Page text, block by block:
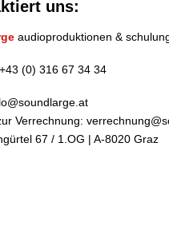
uns:
audioproduktionen &
+43 (0) 316 67 34 34
Verrechnung:
67 / 1.OG | A-8020 Graz